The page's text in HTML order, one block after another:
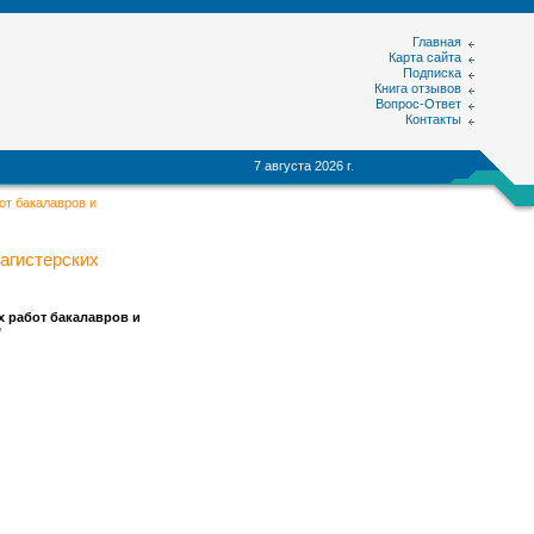
Главная
Карта сайта
Подписка
Книга отзывов
Вопрос-Ответ
Контакты
7 августа 2026 г.
бакалавров и
работ бакалавров и